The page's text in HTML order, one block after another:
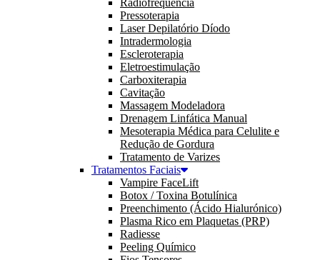
Pressoterapia
Laser Depilatório Díodo
Intradermologia
Escleroterapia
Eletroestimulação
Carboxiterapia
Cavitação
Massagem Modeladora
Drenagem Linfática Manual
Mesoterapia Médica para Celulite e
Redução de Gordura
Tratamento de Varizes
Tratamentos Faciais
Vampire FaceLift
Botox / Toxina Botulínica
Preenchimento (Ácido Hialurónico)
Plasma Rico em Plaquetas (PRP)
Radiesse
Peeling Químico